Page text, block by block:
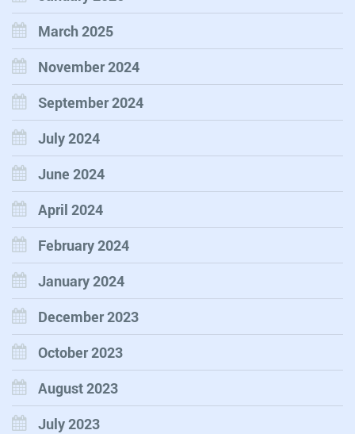
March 2025
November 2024
September 2024
July 2024
June 2024
April 2024
February 2024
January 2024
December 2023
October 2023
August 2023
July 2023